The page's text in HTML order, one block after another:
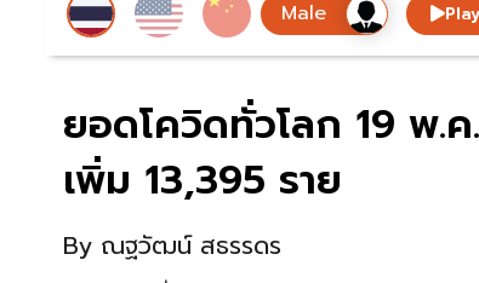
Play
ยอดโควิดทั่วโลก 19 พ.
เพิ่ม 13,395 ราย
By ณฐวัฒน์ สธรรดร